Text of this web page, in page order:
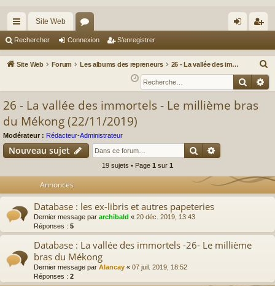
cc
ès
Site Web
or
u ne
xi
nr
eg
Rechercher Connexion S’enregistrer
Site Web Forum Les albums des repreneurs 26 - La vallée des immortels - Le millième bras du Mékong (22/11/2019)
e
c
26 - La vallée des immortels - Le millième bras
du Mékong (22/11/2019)
Modérateur : Rédacteur-Administrateur
Nouveau sujet Rechercher
19 sujets • Page 1 sur 1
Annonces
Database : les ex-libris et autres papeteries
Dernier message par archibald « 20 déc. 2019, 13:43
Réponses : 5
Database : La vallée des immortels -26- Le millième
bras du Mékong
Dernier message par Alancay « 07 juil. 2019, 18:52
Réponses : 2